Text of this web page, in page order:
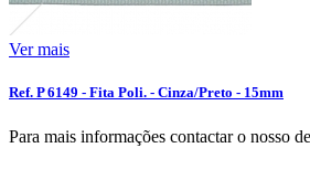
Ver mais
Ref. P 6149 - Fita Poli. - Cinza/Preto - 15mm
Para mais informações contactar o nosso